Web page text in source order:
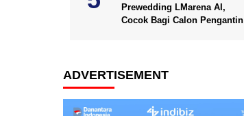
Prewedding LMarena AI,
Cocok Bagi Calon Pengantin
ADVERTISEMENT